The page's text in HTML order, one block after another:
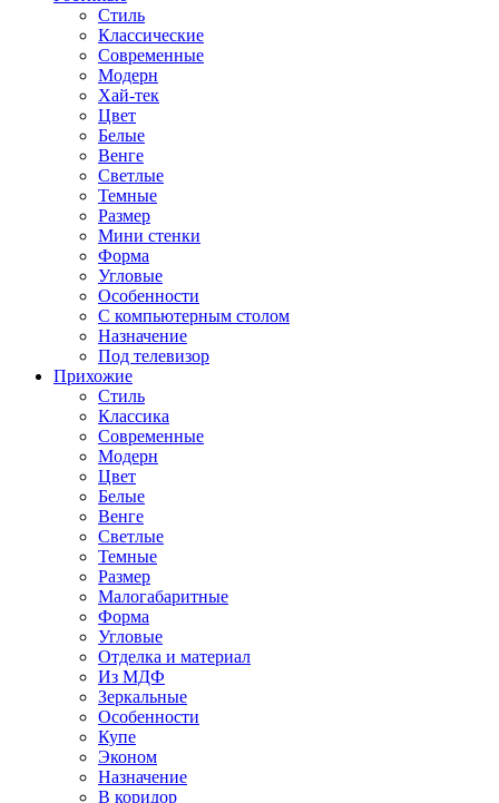
Стиль
Классические
Современные
Модерн
Хай-тек
Цвет
Белые
Венге
Светлые
Темные
Размер
Мини стенки
Форма
Угловые
Особенности
С компьютерным столом
Назначение
Под телевизор
Прихожие
Стиль
Классика
Современные
Модерн
Цвет
Белые
Венге
Светлые
Темные
Размер
Малогабаритные
Форма
Угловые
Отделка и материал
Из МДФ
Зеркальные
Особенности
Купе
Эконом
Назначение
В коридор